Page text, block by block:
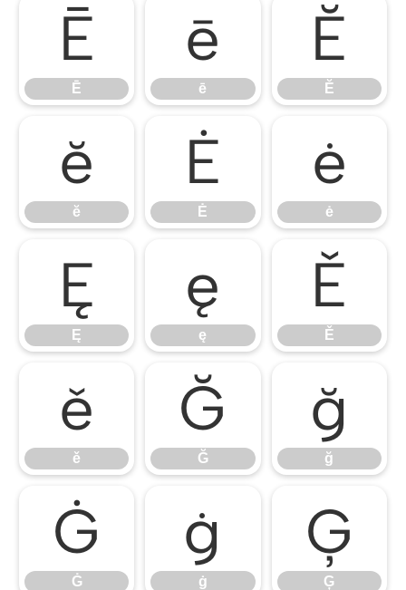
Ē
Ē
ē
ē
Ĕ
Ĕ
ĕ
ĕ
Ė
Ė
ė
ė
Ę
Ę
ę
ę
Ě
Ě
ě
ě
Ğ
Ğ
ğ
ğ
Ġ
Ġ
ġ
ġ
Ģ
Ģ